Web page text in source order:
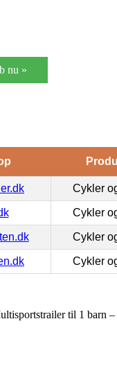
nu »
Cykler
Cykler
Cykler
Cykler
til 1 barn